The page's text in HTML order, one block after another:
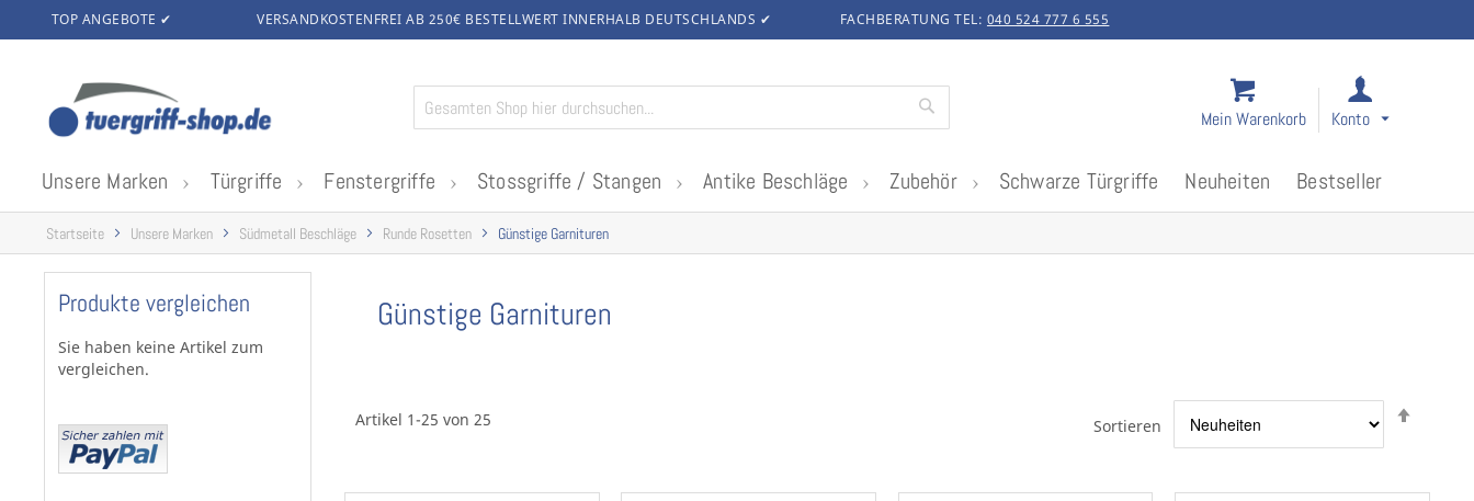
TOP ANGEBOTE ✔ VERSANDKOSTENFREI AB 250€ BESTELLWERT INNERHALB DEUTSCHLANDS ✔ FACHBERATUNG TEL: 040 524 777 6 555
Inhalt
springen
Konto
Mein Warenkorb
Suche
Unsere Marken Türgriffe Fenstergriffe Stossgriffe / Stangen Antike Beschläge Zubehör Schwarze Türgriffe Neuheiten Bestseller
Startseite Unsere Marken Südmetall Beschläge Runde Rosetten Günstige Garnituren
Günstige Garnituren
Artikel 1-25 von 25 Sortieren
Produkte vergleichen
Sie haben keine Artikel zum
vergleichen.